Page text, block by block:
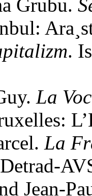
Grubu.
.
La
La
Jean-